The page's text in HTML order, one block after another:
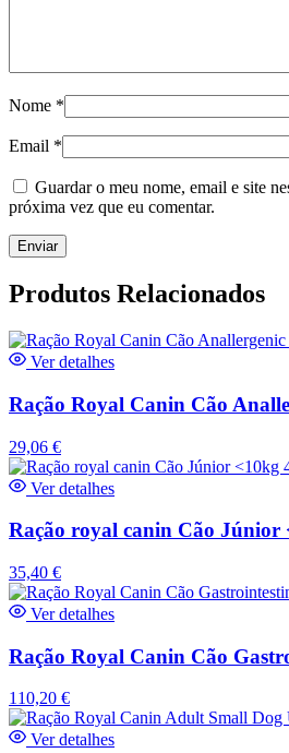
Nome *
Email *
Guardar o meu nome, email e site
próxima vez que eu comentar.
Produtos Relacionados
Ver detalhes
Ração Royal Canin Cão
29,06 €
Ver detalhes
Ração royal canin Cão Júnior
35,40 €
Ver detalhes
Ração Royal Canin Cão
110,20 €
Ver detalhes